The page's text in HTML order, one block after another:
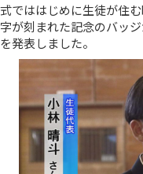
式でははじめに生徒が住
字が刻まれた記念のバッ
を発表しました。